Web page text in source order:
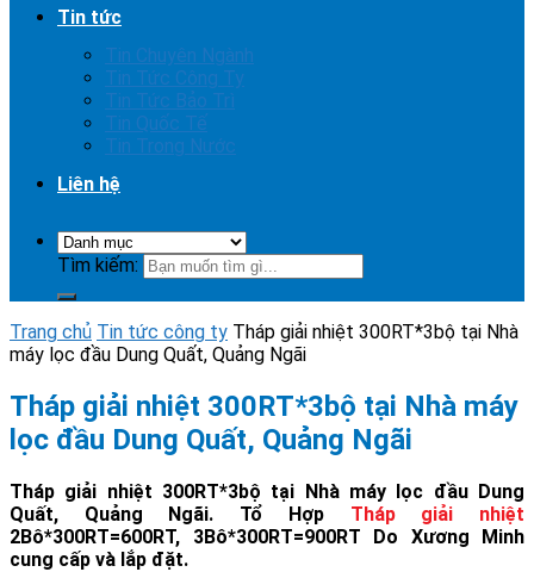
Tin tức
Tin Chuyên Ngành
Tin Tức Công Ty
Tin Tức Bảo Trì
Tin Quốc Tế
Tin Trong Nước
Liên hệ
Tìm kiếm:
Trang chủ Tin tức công ty Tháp giải nhiệt 300RT*3bộ tại Nhà
máy lọc đầu Dung Quất, Quảng Ngãi
Tháp giải nhiệt 300RT*3bộ tại Nhà máy
lọc đầu Dung Quất, Quảng Ngãi
Tháp giải nhiệt 300RT*3bộ tại Nhà máy lọc đầu Dung
Quất, Quảng Ngãi. Tổ Hợp Tháp giải nhiệt
2Bô*300RT=600RT, 3Bô*300RT=900RT Do Xương Minh
cung cấp và lắp đặt.